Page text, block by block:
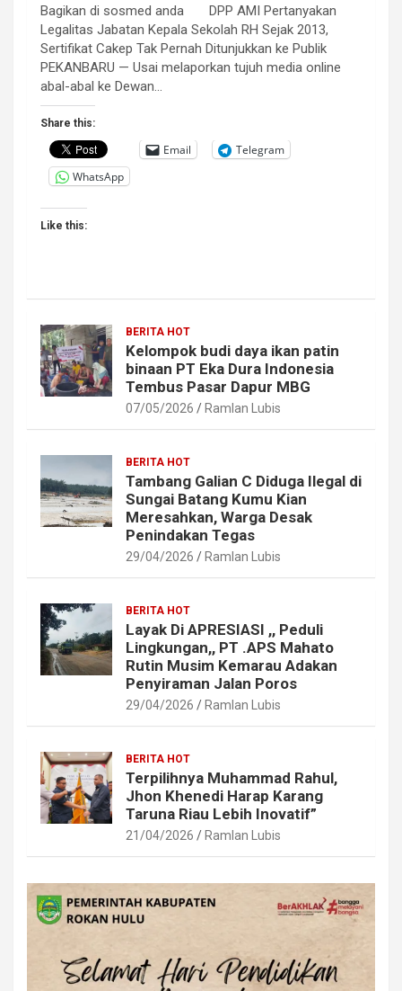
Bagikan di sosmed anda DPP AMI Pertanyakan
Legalitas Jabatan Kepala Sekolah RH Sejak 2013,
Sertifikat Cakep Tak Pernah Ditunjukkan ke Publik
PEKANBARU — Usai melaporkan tujuh media online
abal-abal ke Dewan…
Share this:
Email
Telegram
WhatsApp
Like this:
BERITA HOT
Kelompok budi daya ikan patin
binaan PT Eka Dura Indonesia
Tembus Pasar Dapur MBG
07/05/2026 Ramlan Lubis
BERITA HOT
Tambang Galian C Diduga Ilegal di
Sungai Batang Kumu Kian
Meresahkan, Warga Desak
Penindakan Tegas
29/04/2026 Ramlan Lubis
BERITA HOT
Layak Di APRESIASI ,, Peduli
Lingkungan,, PT .APS Mahato
Rutin Musim Kemarau Adakan
Penyiraman Jalan Poros
29/04/2026 Ramlan Lubis
BERITA HOT
Terpilihnya Muhammad Rahul,
Jhon Khenedi Harap Karang
Taruna Riau Lebih Inovatif”
21/04/2026 Ramlan Lubis